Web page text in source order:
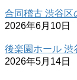
合同稽古 渋谷区
2026年6月10日
後楽園ホール 渋
2026年5月14日